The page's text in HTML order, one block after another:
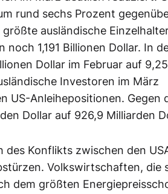
rund sechs Prozent
ausländische
1,191 Billionen Dollar. In
Dollar im Februar auf 9,25
Investoren im März
US-Anleihepositionen. Gegen
Dollar auf 926,9 Milliarden
Konflikts zwischen den
Volkswirtschaften, die
dem größten